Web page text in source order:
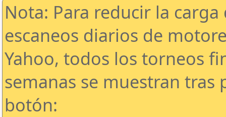
Nota: Para reducir la
escaneos diarios de
Yahoo, todos los torneos
semanas se muestran tras
botón: